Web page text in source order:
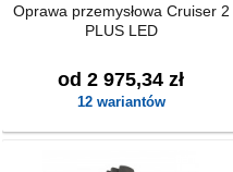
Oprawa przemysłowa Cruiser 2
PLUS LED
od 2 975,34 zł
12 wariantów